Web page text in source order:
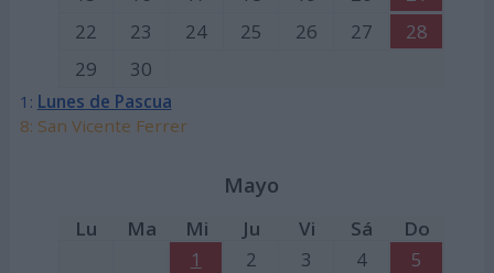
22
23 24 25 26 27
28
29
30
1: Lunes de Pascua
8: San Vicente Ferrer
Mayo
Lu Ma Mi Ju Vi Sá
Do
1
2 3 4
5